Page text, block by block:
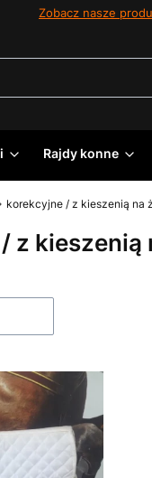
Zobacz nasze
Rajdy konne
korekcyjne / z kieszenią na
z kieszenią